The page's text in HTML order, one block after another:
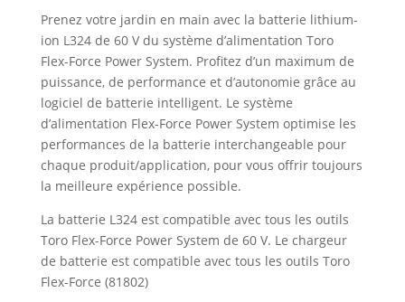
Prenez votre jardin en main avec la batterie lithium-
ion L324 de 60 V du système d’alimentation Toro
Flex-Force Power System. Profitez d’un maximum de
puissance, de performance et d’autonomie grâce au
logiciel de batterie intelligent. Le système
d’alimentation Flex-Force Power System optimise les
performances de la batterie interchangeable pour
chaque produit/application, pour vous offrir toujours
la meilleure expérience possible.
La batterie L324 est compatible avec tous les outils
Toro Flex-Force Power System de 60 V. Le chargeur
de batterie est compatible avec tous les outils Toro
Flex-Force (81802)